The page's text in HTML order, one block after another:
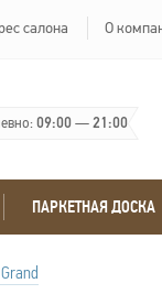
салона О
09:00—21:00
ПАРКЕТНАЯ ДОСКА